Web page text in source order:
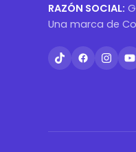
RAZÓN SOCIAL:
Una marca de